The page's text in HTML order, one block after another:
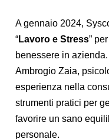
A gennaio 2024,
“Lavoro e Stress”
benessere in
Ambrogio Zaia,
esperienza nella
strumenti pratici per
favorire un sano
personale.